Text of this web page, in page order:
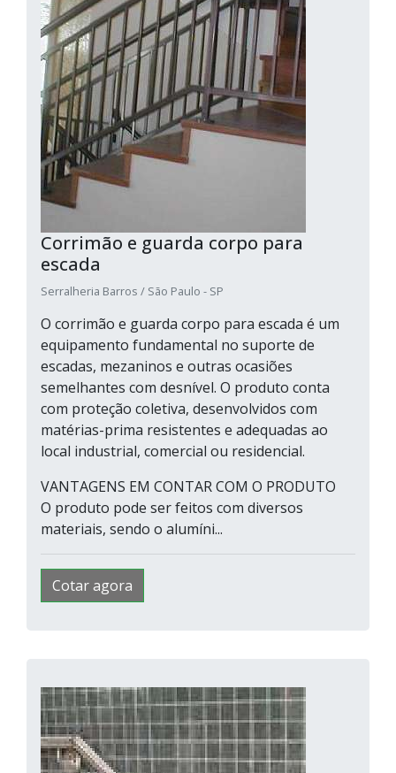
Corrimão e guarda corpo para
escada
Serralheria Barros / São Paulo - SP
O corrimão e guarda corpo para escada é um
equipamento fundamental no suporte de
escadas, mezaninos e outras ocasiões
semelhantes com desnível. O produto conta
com proteção coletiva, desenvolvidos com
matérias-prima resistentes e adequadas ao
local industrial, comercial ou residencial.
VANTAGENS EM CONTAR COM O PRODUTO
O produto pode ser feitos com diversos
materiais, sendo o alumíni...
Cotar agora